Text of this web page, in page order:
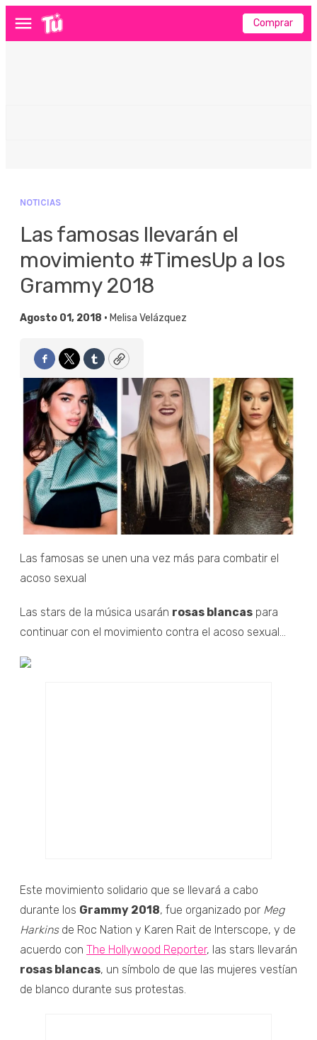
Menú Comprar
NOTICIAS
Las famosas llevarán el
movimiento #TimesUp a los
Grammy 2018
Agosto 01, 2018 • Melisa Velázquez
Facebook
TwitterTumblrCopy
Las famosas se unen una vez más para combatir el
acoso sexual
Las stars de la música usarán rosas blancas para
continuar con el movimiento contra el acoso sexual...
Este movimiento solidario que se llevará a cabo
durante los Grammy 2018, fue organizado por Meg
Harkinsde Roc Nation y Karen Rait de Interscope, y de
acuerdo con The Hollywood Reporter, las stars llevarán
rosas blancas, un símbolo de que las mujeres vestían
de blanco durante sus protestas.